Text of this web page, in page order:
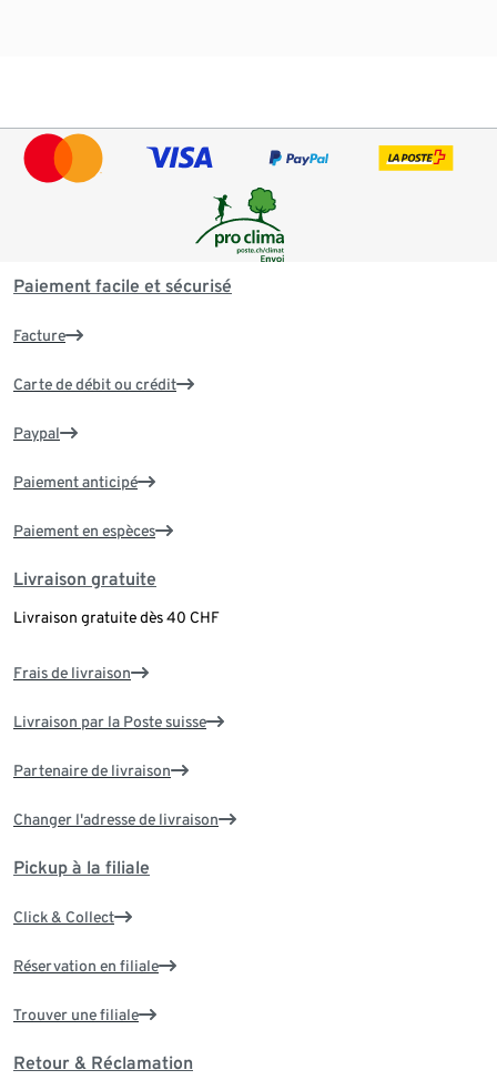
Paiement facile et sécurisé
Facture
Carte de débit ou crédit
Paypal
Paiement anticipé
Paiement en espèces
Livraison gratuite
Livraison gratuite dès 40 CHF
Frais de livraison
Livraison par la Poste suisse
Partenaire de livraison
Changer l'adresse de livraison
Pickup à la filiale
Click & Collect
Réservation en filiale
Trouver une filiale
Retour & Réclamation